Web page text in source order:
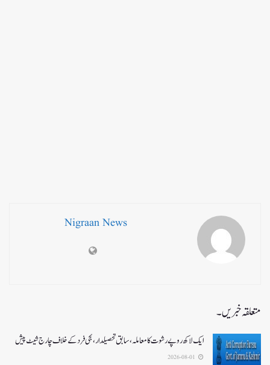
Nigraan News
متعلقہ خبریں۔
ایک لاکھ روپے رشوت کا معاملہ،سابق تحصیلدار، نجی فرد کے خلاف چارج شیٹ پیش